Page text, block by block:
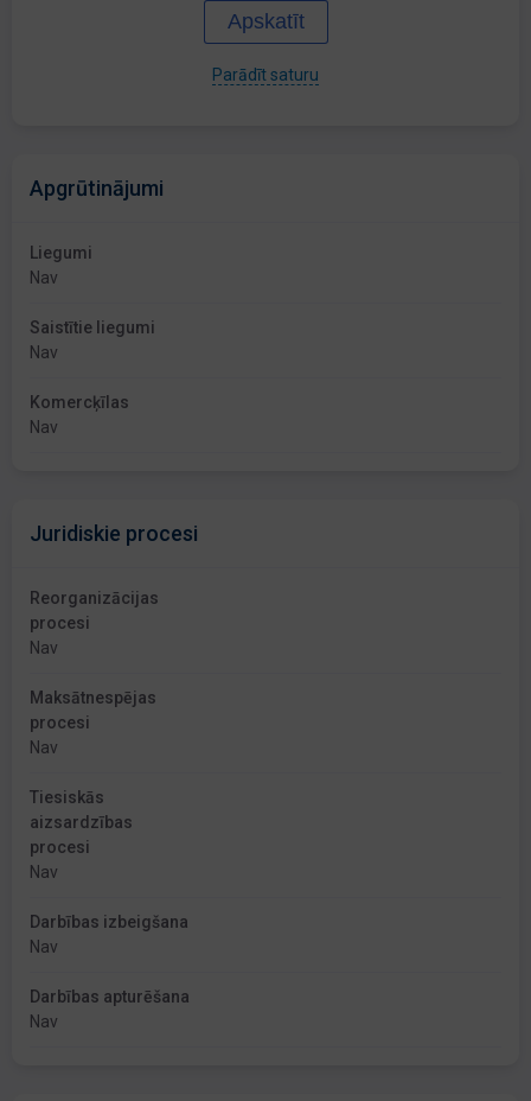
Apskatīt
Parādīt saturu
Apgrūtinājumi
Liegumi
Nav
Saistītie liegumi
Nav
Komercķīlas
Nav
Juridiskie procesi
Reorganizācijas
procesi
Nav
Maksātnespējas
procesi
Nav
Tiesiskās
aizsardzības
procesi
Nav
Darbības izbeigšana
Nav
Darbības apturēšana
Nav